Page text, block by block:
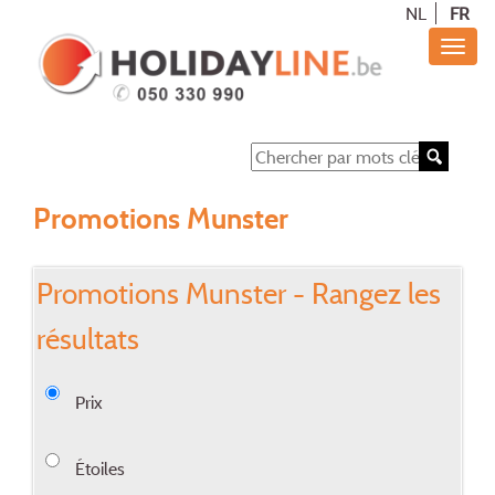
NL FR
Promotions Munster
Promotions Munster - Rangez les
résultats
Prix
Étoiles